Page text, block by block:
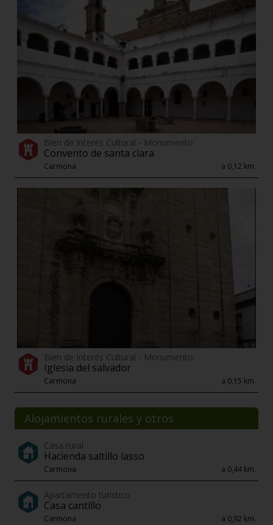
Bien de Interés Cultural - Monumento
Convento de santa clara
Carmona a 0,12 km.
Bien de Interés Cultural - Monumento
Iglesia del salvador
Carmona a 0,15 km.
Alojamientos rurales y otros
Casa rural
Hacienda saltillo lasso
Carmona a 0,44 km.
Apartamento turístico
Casa cantillo
Carmona a 0,92 km.